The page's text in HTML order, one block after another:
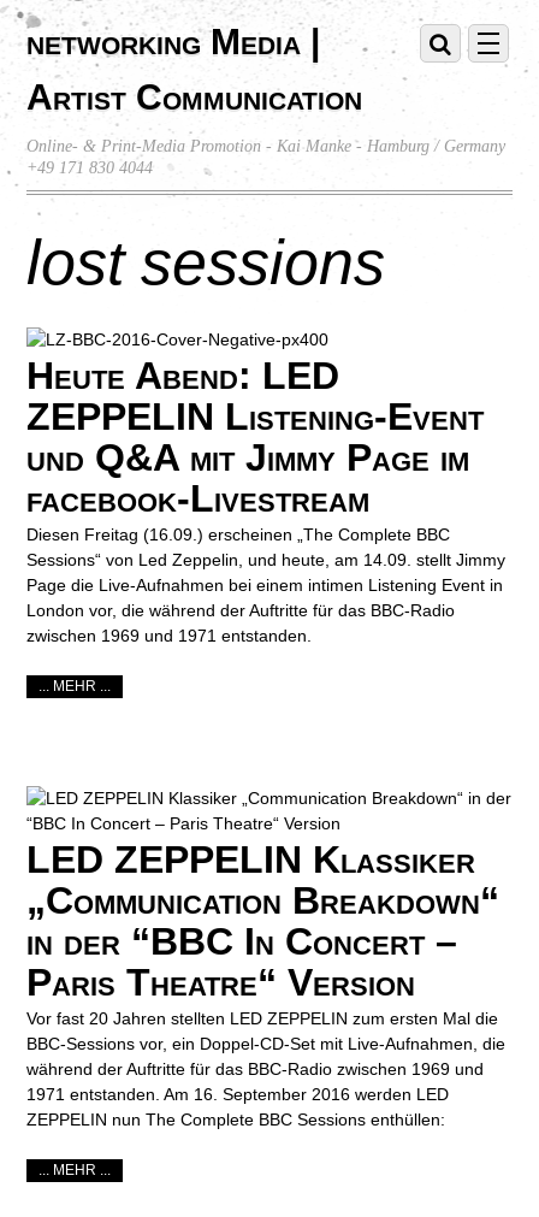
networking Media |
Artist Communication
Online- & Print-Media Promotion - Kai Manke - Hamburg / Germany
+49 171 830 4044
lost sessions
Heute Abend: LED
ZEPPELIN Listening-Event
und Q&A mit Jimmy Page im
facebook-Livestream
Diesen Freitag (16.09.) erscheinen „The Complete BBC
Sessions“ von Led Zeppelin, und heute, am 14.09. stellt Jimmy
Page die Live-Aufnahmen bei einem intimen Listening Event in
London vor, die während der Auftritte für das BBC-Radio
zwischen 1969 und 1971 entstanden.
... MEHR ...
LED ZEPPELIN Klassiker
„Communication Breakdown“
in der “BBC In Concert –
Paris Theatre“ Version
Vor fast 20 Jahren stellten LED ZEPPELIN zum ersten Mal die
BBC-Sessions vor, ein Doppel-CD-Set mit Live-Aufnahmen, die
während der Auftritte für das BBC-Radio zwischen 1969 und
1971 entstanden. Am 16. September 2016 werden LED
ZEPPELIN nun The Complete BBC Sessions enthüllen:
... MEHR ...